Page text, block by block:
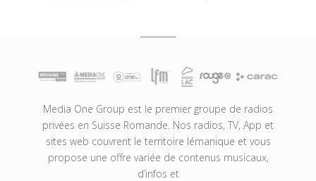
Media One Group est le premier groupe de radios
privées en Suisse Romande. Nos radios, TV, App et
sites web couvrent le territoire lémanique et vous
propose une offre variée de contenus musicaux,
d’infos et